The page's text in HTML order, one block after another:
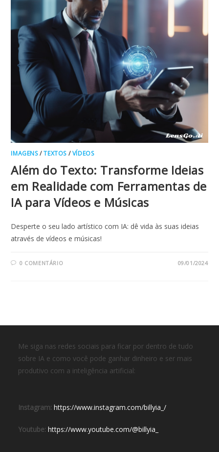
IMAGENS/TEXTOS /VÍDEOS
Além do Texto: Transforme Ideias
em Realidade com Ferramentas de
IA para Vídeos e Músicas
Desperte o seu lado artístico com IA: dê vida às suas ideias
através de vídeos e músicas!
0 COMENTÁRIO 09/01/2024
Me siga nas redes sociais para ficar por dentro de tudo
sobre IA e como você pode ganhar dinheiro e ser mais
produtivo com a inteligência artificial:
Instagram: https://www.instagram.com/billyia_/
Youtube: https://www.youtube.com/@billyia_